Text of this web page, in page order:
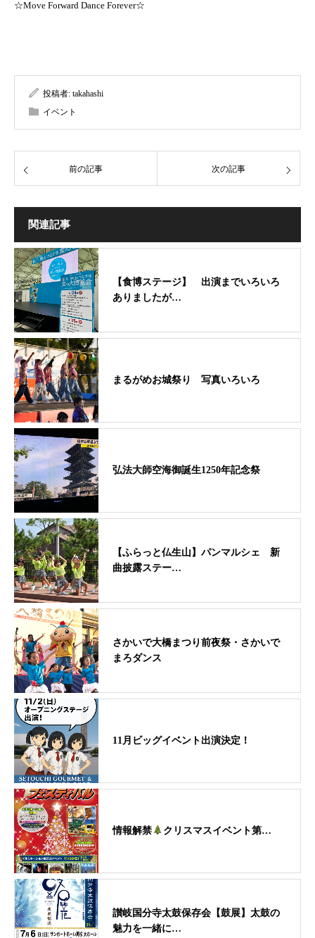
☆Move Forward Dance Forever☆
投稿者: takahashi
イベント
前の記事 次の記事
関連記事
【食博ステージ】 出演までいろいろ
ありましたが…
まるがめお城祭り 写真いろいろ
弘法大師空海御誕生1250年記念祭
【ふらっと仏生山】パンマルシェ 新
曲披露ステー…
さかいで大橋まつり前夜祭・さかいで
まろダンス
11月ビッグイベント出演決定！
情報解禁 クリスマスイベント第…
讃岐国分寺太鼓保存会【鼓展】太鼓の
魅力を一緒に…